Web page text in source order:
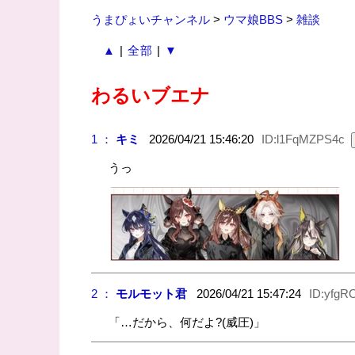
うまぴょいチャンネル> ウマ娘BBS> 雑談
▲ | 全部 | ▼
わるいブエナ
1 ： キミ 2026/04/21 15:46:20 ID:l1FqMZPS4c
うっ
2 ： モルモット君2026/04/21 15:47:24
「…だから、何だよ?(威圧)」